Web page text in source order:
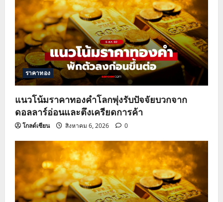
ราคาทอง
แนวโน้มราคาทองคำโลกพุ่งรับปัจจัยบวกจาก
ดอลลาร์อ่อนและตึงเครียดการค้า
โกลด์เซียน สิงหาคม 6, 2026 0